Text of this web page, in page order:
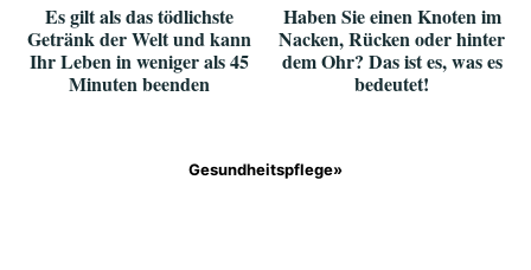
Es gilt als das tödlichste
Getränk der Welt und kann
Ihr Leben in weniger als 45
Minuten beenden
Haben Sie einen Knoten im
Nacken, Rücken oder hinter
dem Ohr? Das ist es, was es
bedeutet!
Gesundheitspflege»